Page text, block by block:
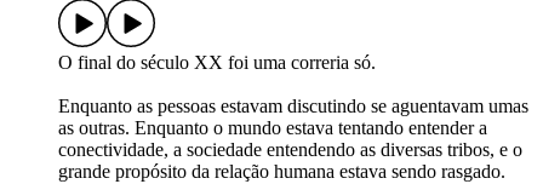
O final do século XX foi uma correria só.
Enquanto as pessoas estavam discutindo se aguentavam umas
as outras. Enquanto o mundo estava tentando entender a
conectividade, a sociedade entendendo as diversas tribos, e o
grande propósito da relação humana estava sendo rasgado.